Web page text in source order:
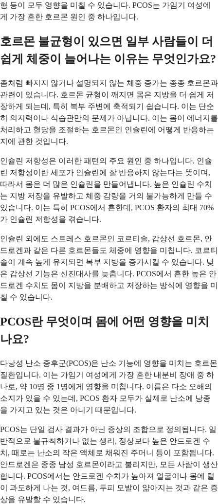
형 등이 모두 영향을 미칠 수 있습니다. PCOS는 가임기 여성에
게 가장 흔한 호르몬 원인 중 하나입니다.
호르몬 불균형이 있으면 일부 사람들이 더
쉽게 체중이 늘어나는 이유는 무엇인가요?
좀처럼 빠지지 않거나 설명되지 않는 체중 증가는 종종 호르몬과
관련이 있습니다. 호르몬 균형이 깨지면 몸은 지방을 더 쉽게 저
장하게 되는데, 특히 복부 주변에 축적되기 쉽습니다. 이는 단순
히 의지력이나 식습관만의 문제가 아닙니다. 이는 몸이 에너지를
처리하고 혈당을 조절하는 호르몬인 인슐린에 어떻게 반응하는
지에 관한 것입니다.
인슐린 저항성은 이러한 패턴의 주요 원인 중 하나입니다. 인슐
린 저항성이란 세포가 인슐린에 잘 반응하지 않는다는 뜻이며,
따라서 몸은 더 많은 인슐린을 만들어냅니다. 높은 인슐린 수치
는 지방 저장을 유발하고 체중 감량을 거의 불가능하게 만들 수
있습니다. 이는 특히 PCOS에서 흔한데, PCOS 환자의 최대 70%
가 인슐린 저항성을 겪습니다.
인슐린 외에도 스트레스 호르몬인 코르티솔, 갑상선 호르몬, 안
드로겐과 같은 다른 호르몬들도 체중에 영향을 미칩니다. 코르티
솔이 계속 높게 유지되면 복부 지방을 증가시킬 수 있습니다. 낮
은 갑상선 기능은 신진대사를 늦춥니다. PCOS에서 흔한 높은 안
드로겐 수치도 몸이 지방을 분배하고 저장하는 방식에 영향을 미
칠 수 있습니다.
PCOS란 무엇이며 몸에 어떤 영향을 미치
나요?
다낭성 난소 증후군(PCOS)은 난소 기능에 영향을 미치는 호르몬
질환입니다. 이는 가임기 여성에게 가장 흔한 내분비 장애 중 하
나로, 약 10명 중 1명에게 영향을 미칩니다. 이름은 다소 오해의
소지가 있을 수 있는데, PCOS 환자 모두가 실제로 난소에 낭종
을 가지고 있는 것은 아니기 때문입니다.
PCOS는 단일 검사 결과가 아닌 증상의 조합으로 정의됩니다. 일
반적으로 불규칙하거나 없는 생리, 정상보다 높은 안드로겐 수
치, 때로는 난소의 작은 액체로 채워진 주머니 등이 포함됩니다.
안드로겐은 종종 남성 호르몬이라고 불리지만, 모든 사람이 생산
합니다. PCOS에서는 안드로겐 수치가 높아져 얼굴이나 몸에 털
이 과도하게 나는 것, 여드름, 두피 모발이 얇아지는 것과 같은 증
상을 유발할 수 있습니다.